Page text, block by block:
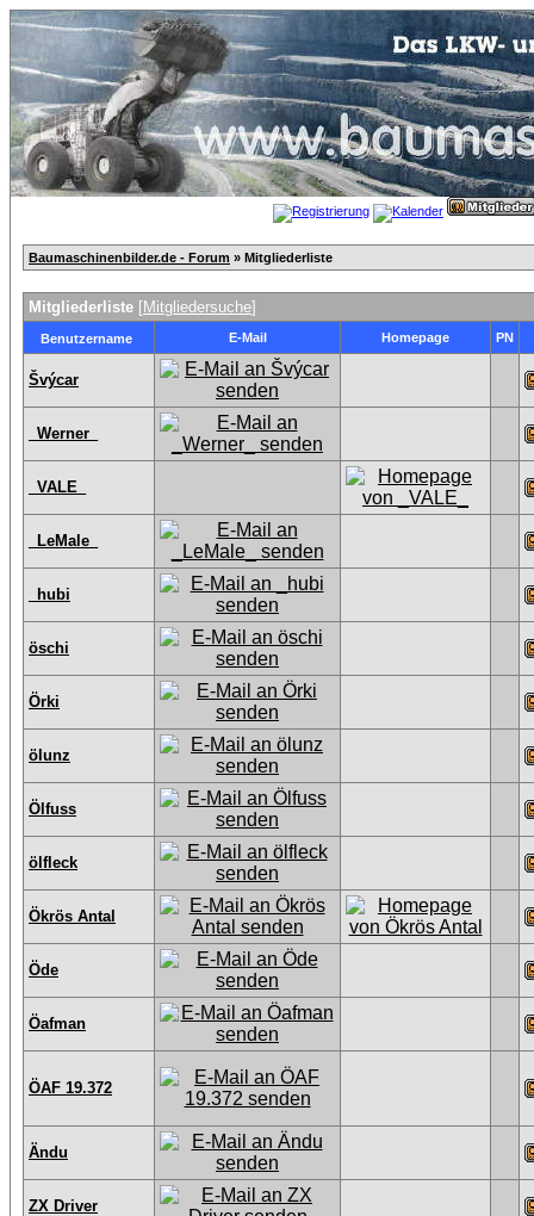
Baumaschinenbilder.de - Forum » Mitgliederliste
Mitgliederliste [Mitgliedersuche]
Benutzername E-Mail Homepage PN
Švýcar
_Werner_
_VALE_
_LeMale_
_hubi
öschi
Örki
ölunz
Ölfuss
ölfleck
Ökrös Antal
Öde
Öafman
ÖAF 19.372
Ändu
ZX Driver